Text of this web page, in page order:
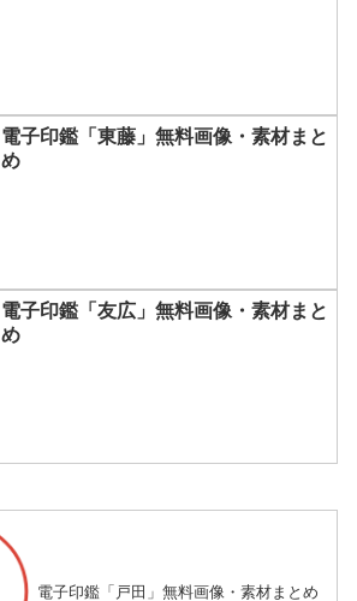
電子印鑑「東藤」無料画像・素材まと
め
電子印鑑「友広」無料画像・素材まと
め
電子印鑑「戸田」無料画像・素材まとめ